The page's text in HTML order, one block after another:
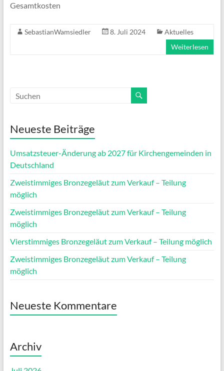
Gesamtkosten
SebastianWamsiedler 8. Juli 2024
Aktuelles
Weiterlesen
Neueste Beiträge
Umsatzsteuer-Änderung ab 2027 für Kirchengemeinden in
Deutschland
Zweistimmiges Bronzegeläut zum Verkauf – Teilung
möglich
Zweistimmiges Bronzegeläut zum Verkauf – Teilung
möglich
Vierstimmiges Bronzegeläut zum Verkauf – Teilung möglich
Zweistimmiges Bronzegeläut zum Verkauf – Teilung
möglich
Neueste Kommentare
Archiv